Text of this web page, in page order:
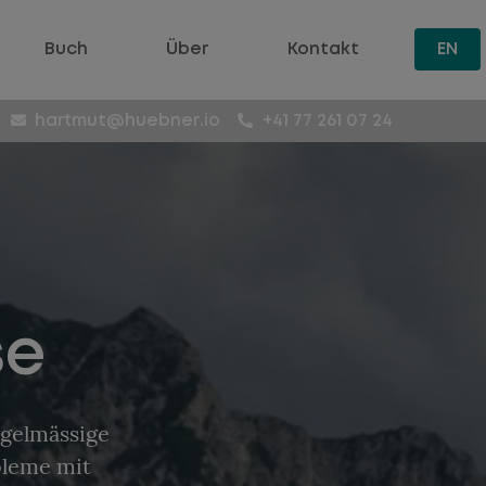
Buch Über Kontakt EN
hartmut@huebner.io +41 77 261 07 24
mit